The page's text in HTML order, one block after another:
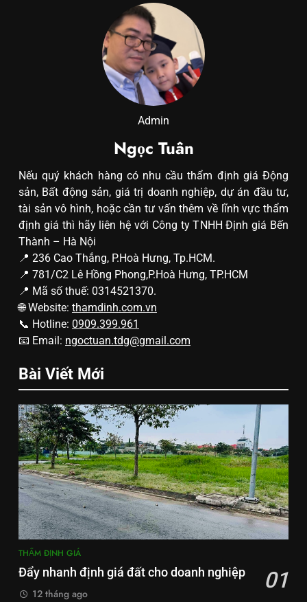
Admin
Ngọc Tuân
Nếu quý khách hàng có nhu cầu thẩm định giá Động
sản, Bất động sản, giá trị doanh nghiệp, dự án đầu tư,
tài sản vô hình, hoặc cần tư vấn thêm về lĩnh vực thẩm
định giá thì hãy liên hệ với Công ty TNHH Định giá Bến
Thành – Hà Nội
📍 236 Cao Thắng, P.Hoà Hưng, Tp.HCM.
📍 781/C2 Lê Hồng Phong,P.Hoà Hưng, TP.HCM
📍 Mã số thuế: 0314521370.
🌐 Website: thamdinh.com.vn
📞 Hotline: 0909.399.961
📧 Email: ngoctuan.tdg@gmail.com
Bài Viết Mới
THẨM ĐỊNH GIÁ
Đẩy nhanh định giá đất cho doanh nghiệp 01
12 tháng ago